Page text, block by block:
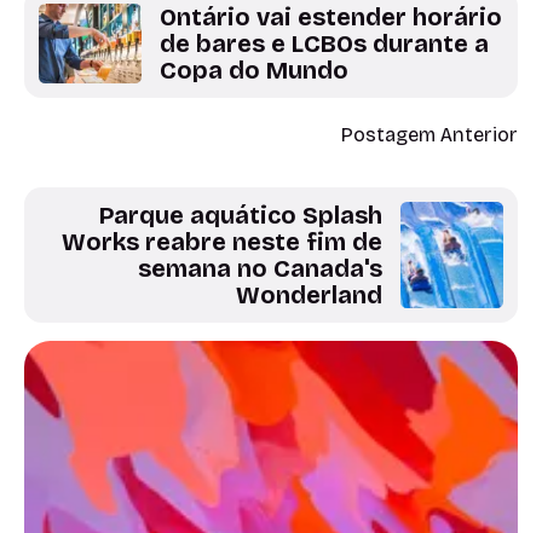
Ontário vai estender horário
de bares e LCBOs durante a
Copa do Mundo
Postagem Anterior
Parque aquático Splash
Works reabre neste fim de
semana no Canada's
Wonderland